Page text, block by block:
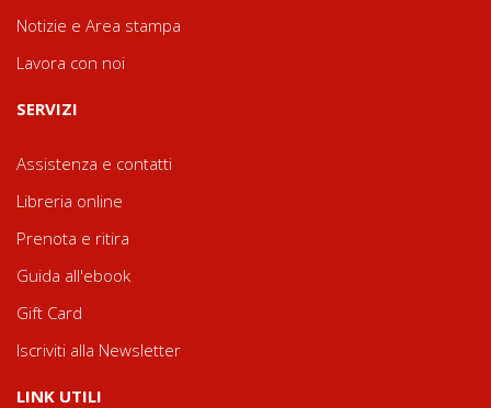
Notizie e Area stampa
Lavora con noi
SERVIZI
Assistenza e contatti
Libreria online
Prenota e ritira
Guida all'ebook
Gift Card
Iscriviti alla Newsletter
LINK UTILI